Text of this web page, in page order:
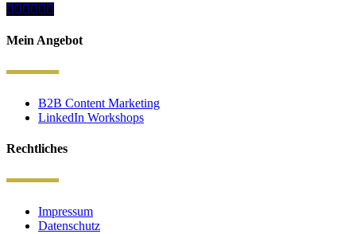
Mein Angebot
B2B Content Marketing
LinkedIn Workshops
Rechtliches
Impressum
Datenschutz